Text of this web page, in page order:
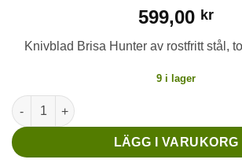
599,00 kr
Knivblad Brisa Hunter av rostfritt stål,
9 i lager
Knivblad Brisa Hunter mängd
LÄGG I VARUKORG